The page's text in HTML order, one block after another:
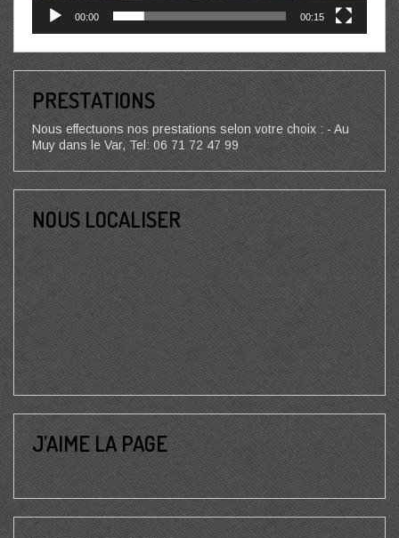
00:00 00:15
PRESTATIONS
Nous effectuons nos prestations selon votre choix : - Au
Muy dans le Var, Tel: 06 71 72 47 99
NOUS LOCALISER
J’AIME LA PAGE